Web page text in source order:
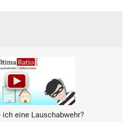
eine Lauschabwehr?